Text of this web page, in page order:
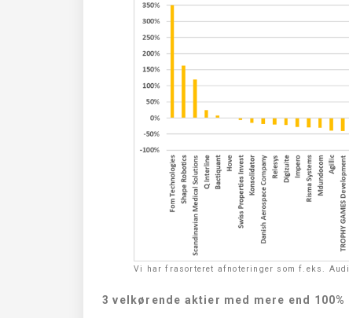
Vi har frasorteret afnoteringer som f.eks.
3 velkørende aktier med mere end